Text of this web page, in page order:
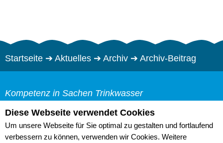
Diese Webseite verwendet Cookies
Um unsere Webseite für Sie optimal zu gestalten und fortlaufend
verbessern zu können, verwenden wir Cookies. Weitere
Startseite ➔ Aktuelles ➔ Archiv ➔ Archiv-Beitrag
Kompetenz in Sachen Trinkwasser
Trinkwasserzweckverband "Pfeifholz"
Bürgermeister-Herklotz-
Straße 2
Web-Cam
Links